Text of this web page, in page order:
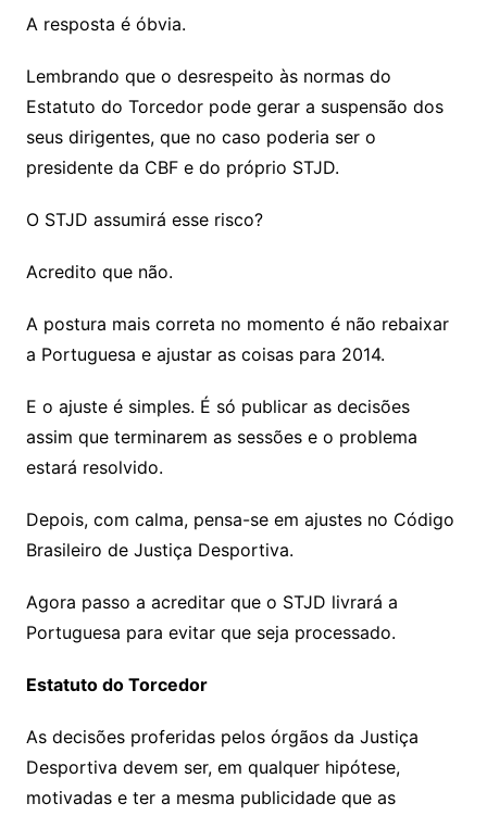
A resposta é óbvia.
Lembrando que o desrespeito às normas do
Estatuto do Torcedor pode gerar a suspensão dos
seus dirigentes, que no caso poderia ser o
presidente da CBF e do próprio STJD.
O STJD assumirá esse risco?
Acredito que não.
A postura mais correta no momento é não rebaixar
a Portuguesa e ajustar as coisas para 2014.
E o ajuste é simples. É só publicar as decisões
assim que terminarem as sessões e o problema
estará resolvido.
Depois, com calma, pensa-se em ajustes no Código
Brasileiro de Justiça Desportiva.
Agora passo a acreditar que o STJD livrará a
Portuguesa para evitar que seja processado.
Estatuto do Torcedor
As decisões proferidas pelos órgãos da Justiça
Desportiva devem ser, em qualquer hipótese,
motivadas e ter a mesma publicidade que as